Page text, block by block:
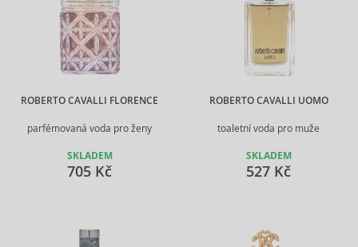
ROBERTO CAVALLI FLORENCE
parfémovaná voda pro ženy
SKLADEM
705 Kč
ROBERTO CAVALLI UOMO
toaletní voda pro muže
SKLADEM
527 Kč